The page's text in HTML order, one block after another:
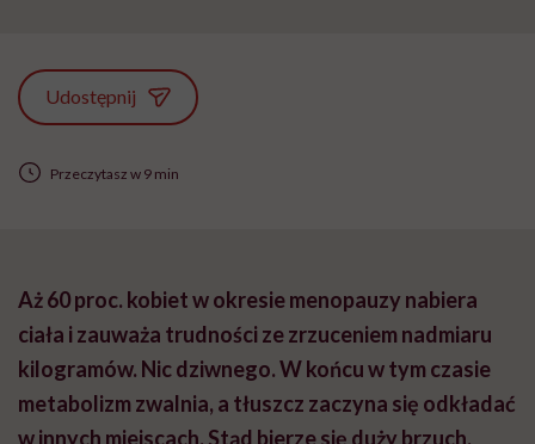
Udostępnij
Przeczytasz w 9 min
Aż 60 proc. kobiet w okresie menopauzy nabiera
ciała i zauważa trudności ze zrzuceniem nadmiaru
kilogramów. Nic dziwnego. W końcu w tym czasie
metabolizm zwalnia, a tłuszcz zaczyna się odkładać
w innych miejscach. Stąd bierze się duży brzuch,